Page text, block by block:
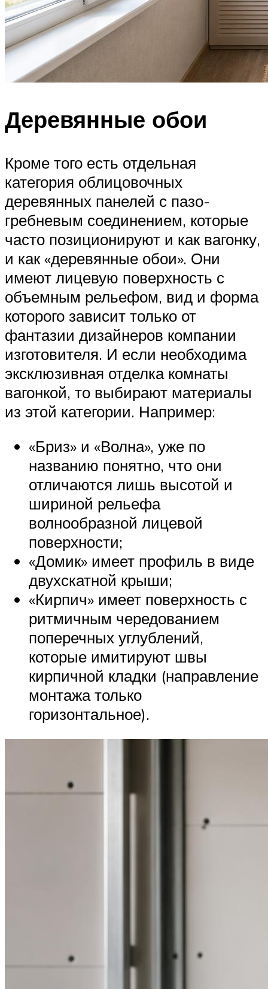
Деревянные обои
Кроме того есть отдельная
категория облицовочных
деревянных панелей с пазо-
гребневым соединением, которые
часто позиционируют и как вагонку,
и как «деревянные обои». Они
имеют лицевую поверхность с
объемным рельефом, вид и форма
которого зависит только от
фантазии дизайнеров компании
изготовителя. И если необходима
эксклюзивная отделка комнаты
вагонкой, то выбирают материалы
из этой категории. Например:
«Бриз» и «Волна», уже по
названию понятно, что они
отличаются лишь высотой и
шириной рельефа
волнообразной лицевой
поверхности;
«Домик» имеет профиль в виде
двухскатной крыши;
«Кирпич» имеет поверхность с
ритмичным чередованием
поперечных углублений,
которые имитируют швы
кирпичной кладки (направление
монтажа только
горизонтальное).